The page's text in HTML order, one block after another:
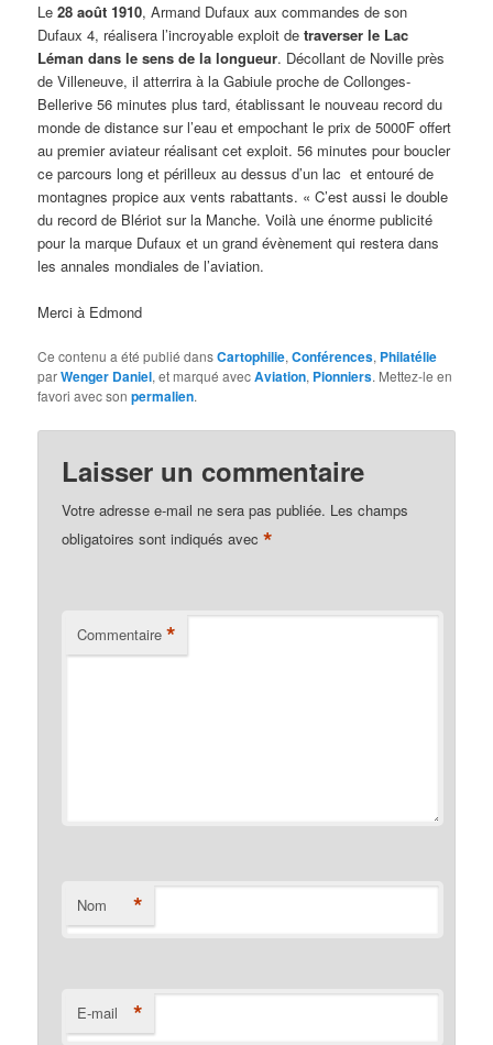
Le28 août 1910, Armand Dufaux aux commandes de son
Dufaux 4, réalisera l’incroyable exploit detraverser le Lac
Léman dans le sens de la longueur. Décollant de Noville près
de Villeneuve, il atterrira à la Gabiule proche de Collonges-
Bellerive 56 minutes plus tard, établissant le nouveau record du
monde de distance sur l’eau et empochant le prix de 5000F offert
au premier aviateur réalisant cet exploit. 56 minutes pour boucler
ce parcours long et périlleux au dessus d’un lac et entouré de
montagnes propice aux vents rabattants. « C’est aussi le double
du record de Blériot sur la Manche. Voilà une énorme publicité
pour la marque Dufaux et un grand évènement qui restera dans
les annales mondiales de l’aviation.
Merci à Edmond
Ce contenu a été publié dansCartophilie,Conférences, Philatélie
parWenger Daniel, et marqué avecAviation, Pionniers. Mettez-le en
favori avec sonpermalien.
Laisser un commentaire
Votre adresse e-mail ne sera pas publiée. Les champs
obligatoires sont indiqués avec*
Commentaire *
Nom *
E-mail *